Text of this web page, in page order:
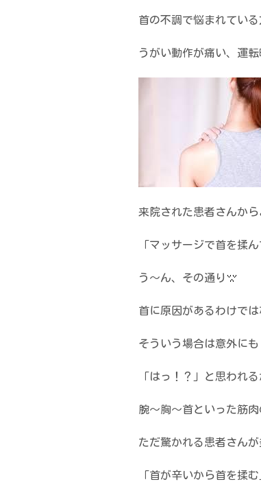
首の不調で悩まれている
うがい動作が痛い、運
来院された患者さんか
「マッサージで首を揉
う～ん、その通り
首に原因があるわけでは
そういう場合は意外に
「はっ！？」と思われ
腕～胸～首といった筋
ただ驚かれる患者さん
「首が辛いから首を揉